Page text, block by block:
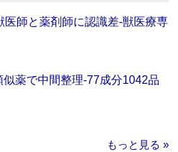
医師と薬剤師に認識差‐獣医療専
似薬で中間整理‐77成分1042品
もっと見る »